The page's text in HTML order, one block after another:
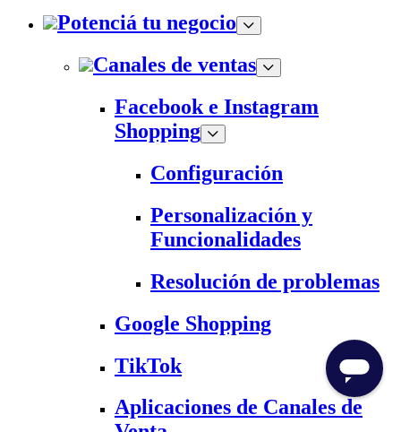
Potenciá tu negocio
Canales de ventas
Facebook e Instagram
Shopping
Configuración
Personalización y
Funcionalidades
Resolución de problemas
Google Shopping
TikTok
Aplicaciones de Canales de